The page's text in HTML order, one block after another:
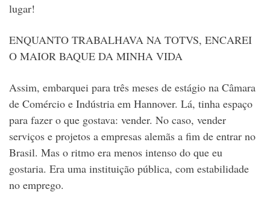
lugar!
ENQUANTO TRABALHAVA NA TOTVS, ENCAREI
O MAIOR BAQUE DA MINHA VIDA
Assim, embarquei para três meses de estágio na Câmara
de Comércio e Indústria em Hannover. Lá, tinha espaço
para fazer o que gostava: vender. No caso, vender
serviços e projetos a empresas alemãs a fim de entrar no
Brasil. Mas o ritmo era menos intenso do que eu
gostaria. Era uma instituição pública, com estabilidade
no emprego.